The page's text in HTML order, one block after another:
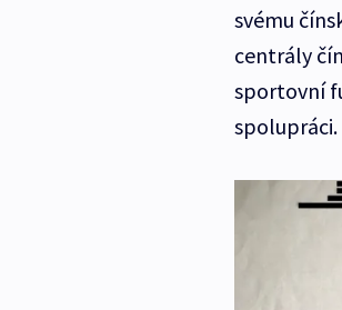
svému
centrály
sportovní
spolupráci.